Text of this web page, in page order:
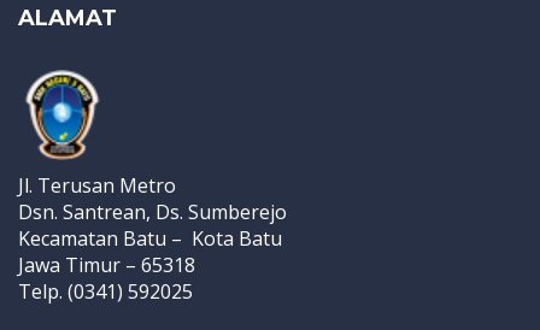
ALAMAT
Jl. Terusan Metro
Dsn. Santrean, Ds. Sumberejo
Kecamatan Batu – Kota Batu
Jawa Timur – 65318
Telp. (0341) 592025